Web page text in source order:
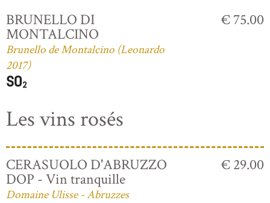
BRUNELLO DI
MONTALCINO
Brunello de Montalcino (Leonardo
2017)
€ 75.00
Les vins rosés
CERASUOLO D'ABRUZZO
DOP - Vin tranquille
Domaine Ulisse - Abruzzes
€ 29.00